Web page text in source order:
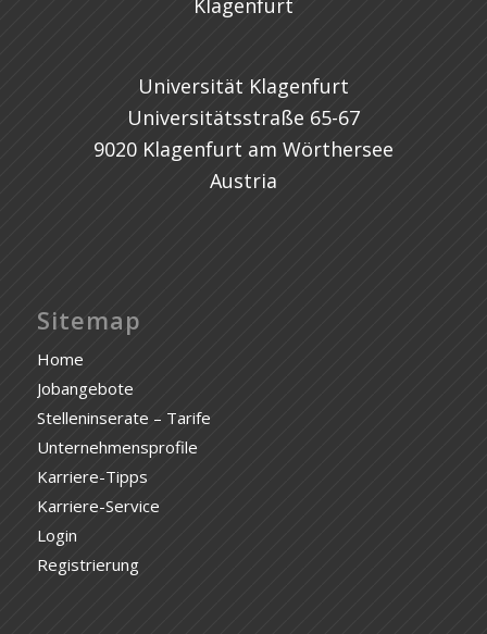
Universität Klagenfurt
Universitätsstraße 65-67
9020 Klagenfurt am Wörthersee
Austria
Sitemap
Home
Jobangebote
Stelleninserate – Tarife
Unternehmensprofile
Karriere-Tipps
Karriere-Service
Login
Registrierung